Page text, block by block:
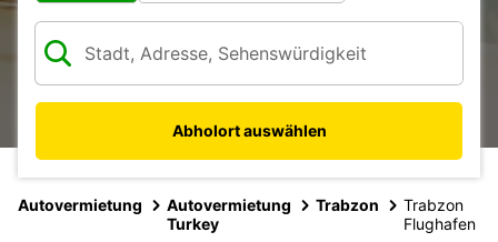
Abholort auswählen
Autovermietung
Autovermietung
Turkey
Trabzon
Trabzon
Flughafen